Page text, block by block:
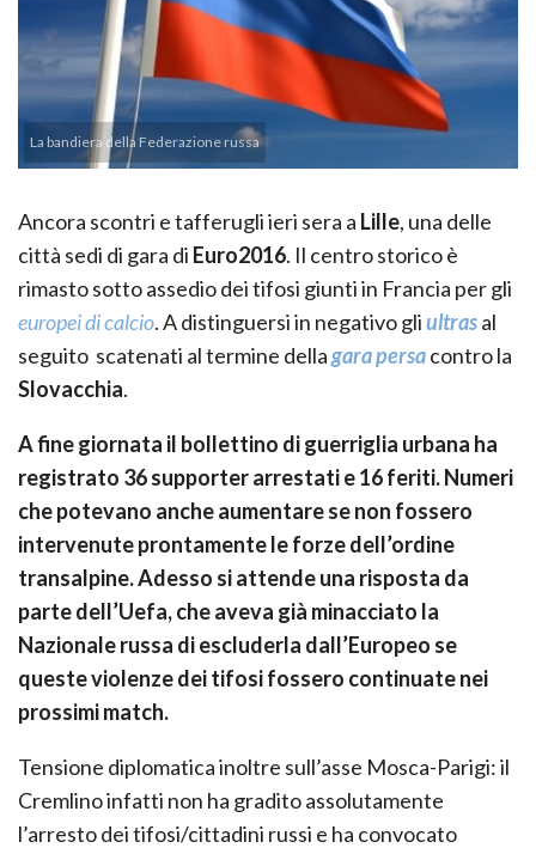
La bandiera della Federazione russa
Ancora scontri e tafferugli ieri sera a Lille, una delle
città sedi di gara di Euro2016. Il centro storico è
rimasto sotto assedio dei tifosi giunti in Francia per gli
europei di calcio. A distinguersi in negativo gliultrasal
seguito scatenati al termine dellagara persacontro la
Slovacchia.
A fine giornata il bollettino di guerriglia urbana ha
registrato 36 supporter arrestati e 16 feriti. Numeri
che potevano anche aumentare se non fossero
intervenute prontamente le forze dell’ordine
transalpine. Adesso si attende una risposta da
parte dell’Uefa, che aveva già minacciato la
Nazionale russa di escluderla dall’Europeo se
queste violenze dei tifosi fossero continuate nei
prossimi match.
Tensione diplomatica inoltre sull’asse Mosca-Parigi: il
Cremlino infatti non ha gradito assolutamente
l’arresto dei tifosi/cittadini russi e ha convocato